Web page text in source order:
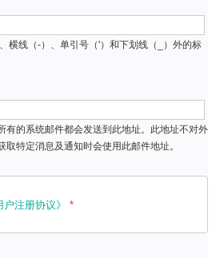
横线（-）、单引号（'）和下划线（_）外的标
有的系统邮件都会发送到此地址。此地址不对外
特定消息及通知时会使用此邮件地址。
户注册协议》 *